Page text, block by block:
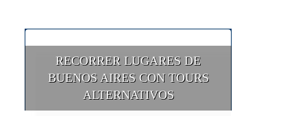
RECORRER LUGARES DE
BUENOS AIRES CON TOURS
ALTERNATIVOS